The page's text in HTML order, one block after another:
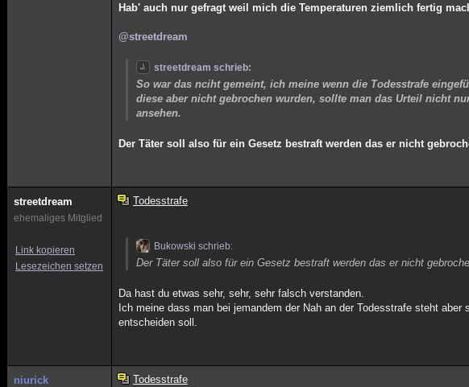
Hab' auch nur gefragt weil mich die Temperaturen ziemlich fertig
@streetdream
streetdream schrieb:
So war das nciht gemeint, ich meine wenn die Todesstrafe
diese aber nicht gebrochen wurden, sollte man das Urteil nicht
ansehen.
Der Täter soll also für ein Gesetz bestraft werden das er nicht
streetdream
ehemaliges Mitglied
Link kopieren
Lesezeichen setzen
Todesstrafe
Bukowski schrieb:
Der Täter soll also für ein Gesetz bestraft werden das er nicht
Da hast du etwas sehr, sehr, sehr falsch verstanden.
Ich meine dass man bei jemandem der Nah an der Todesstrafe steht
entscheiden soll.
niurick Todesstrafe